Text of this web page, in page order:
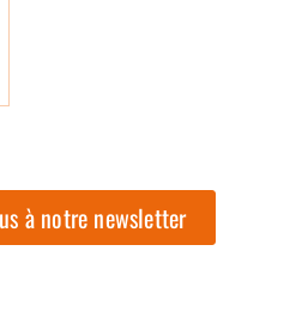
à notre newsletter